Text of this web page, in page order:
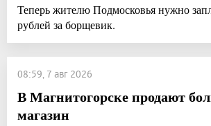
Теперь жителю Подмосковья нужно
рублей за борщевик.
08:59, 7 авг 2026
В Магнитогорске продают
магазин